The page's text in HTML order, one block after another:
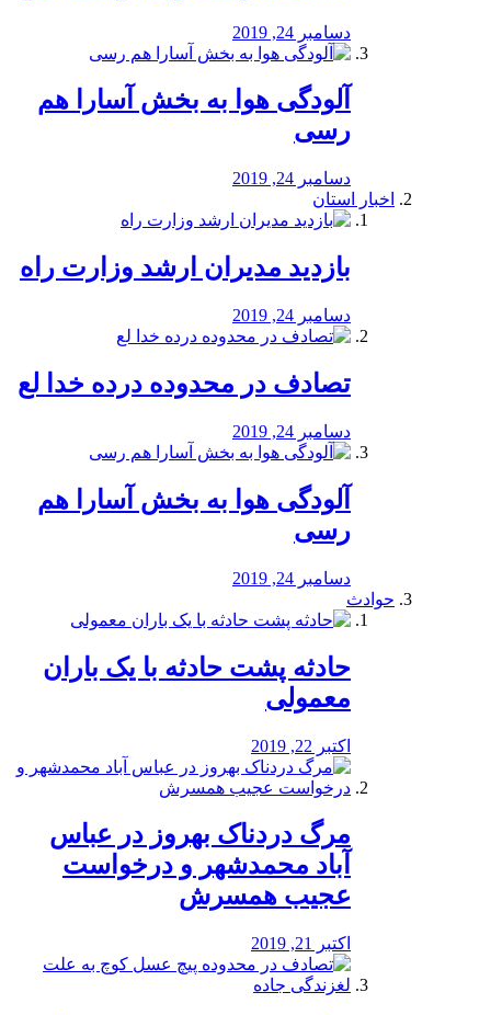
دسامبر 24, 2019
آلودگی هوا به بخش آسارا هم
رسی
دسامبر 24, 2019
اخبار استان
بازدید مدیران ارشد وزارت راه
دسامبر 24, 2019
تصادف در محدوده درده خدا لع
دسامبر 24, 2019
آلودگی هوا به بخش آسارا هم
رسی
دسامبر 24, 2019
حوادث
️حادثه پشت حادثه با یک باران
معمولی
اکتبر 22, 2019
مرگ دردناک بهروز در عباس
آباد محمدشهر و درخواست
عجیب همسرش
اکتبر 21, 2019